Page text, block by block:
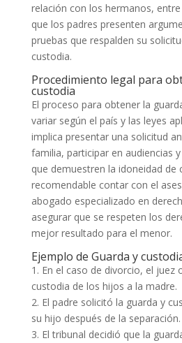
relación con los hermanos,
que los padres presenten
pruebas que respalden su
custodia.
Procedimiento legal para
custodia
El proceso para obtener la
variar según el país y las leyes
implica presentar una solicitud
familia, participar en audiencias
que demuestren la idoneidad de
recomendable contar con el
abogado especializado en
asegurar que se respeten los
mejor resultado para el menor.
Ejemplo de Guarda y
1. En el caso de divorcio, el juez
custodia de los hijos a la madre.
2. El padre solicitó la guarda y
su hijo después de la separación.
3. El tribunal decidió que la